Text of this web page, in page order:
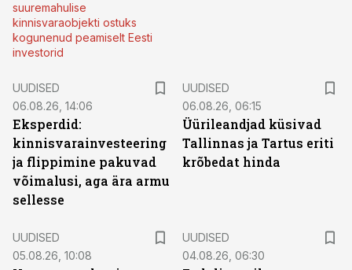
suuremahulise
kinnisvaraobjekti ostuks
kogunenud peamiselt Eesti
investorid
UUDISED
06.08.26, 14:06
Eksperdid:
kinnisvarainvesteering
ja flippimine pakuvad
võimalusi, aga ära armu
sellesse
UUDISED
06.08.26, 06:15
Üürileandjad küsivad
Tallinnas ja Tartus eriti
krõbedat hinda
UUDISED
05.08.26, 10:08
UUDISED
04.08.26, 06:30